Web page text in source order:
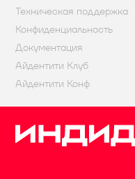
Техническая поддержка
Конфиденциальность
Документация
Айдентити Клуб
Айдентити Конф